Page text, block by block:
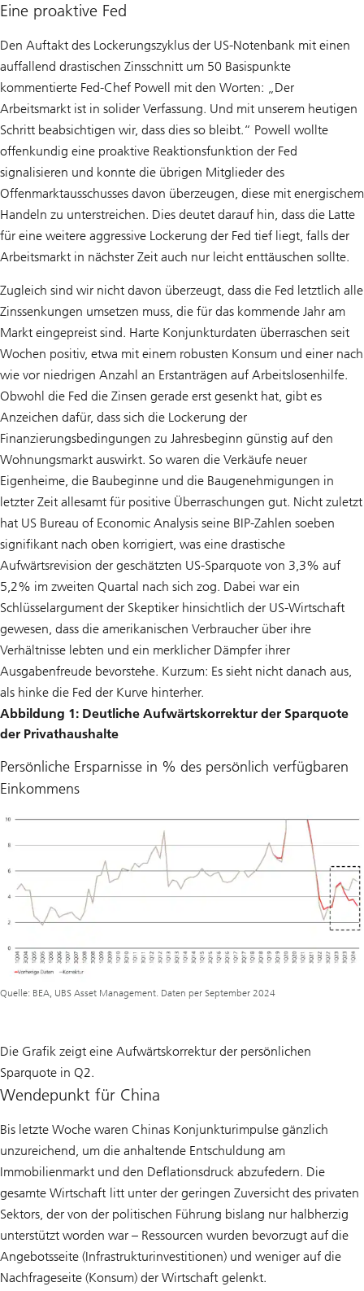
Eine proaktive Fed
Den Auftakt des Lockerungszyklus der US-Notenbank mit einen
auffallend drastischen Zinsschnitt um 50 Basispunkte
kommentierte Fed-Chef Powell mit den Worten: „Der
Arbeitsmarkt ist in solider Verfassung. Und mit unserem heutigen
Schritt beabsichtigen wir, dass dies so bleibt.“ Powell wollte
offenkundig eine proaktive Reaktionsfunktion der Fed
signalisieren und konnte die übrigen Mitglieder des
Offenmarktausschusses davon überzeugen, diese mit energischem
Handeln zu unterstreichen. Dies deutet darauf hin, dass die Latte
für eine weitere aggressive Lockerung der Fed tief liegt, falls der
Arbeitsmarkt in nächster Zeit auch nur leicht enttäuschen sollte.
Zugleich sind wir nicht davon überzeugt, dass die Fed letztlich alle
Zinssenkungen umsetzen muss, die für das kommende Jahr am
Markt eingepreist sind. Harte Konjunkturdaten überraschen seit
Wochen positiv, etwa mit einem robusten Konsum und einer nach
wie vor niedrigen Anzahl an Erstanträgen auf Arbeitslosenhilfe.
Obwohl die Fed die Zinsen gerade erst gesenkt hat, gibt es
Anzeichen dafür, dass sich die Lockerung der
Finanzierungsbedingungen zu Jahresbeginn günstig auf den
Wohnungsmarkt auswirkt. So waren die Verkäufe neuer
Eigenheime, die Baubeginne und die Baugenehmigungen in
letzter Zeit allesamt für positive Überraschungen gut. Nicht zuletzt
hat US Bureau of Economic Analysis seine BIP-Zahlen soeben
signifikant nach oben korrigiert, was eine drastische
Aufwärtsrevision der geschätzten US-Sparquote von 3,3% auf
5,2% im zweiten Quartal nach sich zog. Dabei war ein
Schlüsselargument der Skeptiker hinsichtlich der US-Wirtschaft
gewesen, dass die amerikanischen Verbraucher über ihre
Verhältnisse lebten und ein merklicher Dämpfer ihrer
Ausgabenfreude bevorstehe. Kurzum: Es sieht nicht danach aus,
als hinke die Fed der Kurve hinterher.
Abbildung 1: Deutliche Aufwärtskorrektur der Sparquote
der Privathaushalte
Persönliche Ersparnisse in % des persönlich verfügbaren
Einkommens
Quelle: BEA, UBS Asset Management. Daten per September 2024
Die Grafik zeigt eine Aufwärtskorrektur der persönlichen
Sparquote in Q2.
Wendepunkt für China
Bis letzte Woche waren Chinas Konjunkturimpulse gänzlich
unzureichend, um die anhaltende Entschuldung am
Immobilienmarkt und den Deflationsdruck abzufedern. Die
gesamte Wirtschaft litt unter der geringen Zuversicht des privaten
Sektors, der von der politischen Führung bislang nur halbherzig
unterstützt worden war – Ressourcen wurden bevorzugt auf die
Angebotsseite (Infrastrukturinvestitionen) und weniger auf die
Nachfrageseite (Konsum) der Wirtschaft gelenkt.